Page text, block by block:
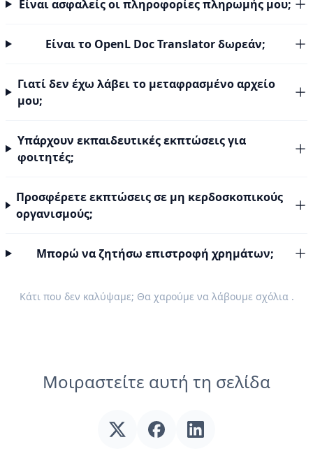
Είναι ασφαλείς οι πληροφορίες πληρωμής μου;
Είναι το OpenL Doc Translator δωρεάν;
Γιατί δεν έχω λάβει το μεταφρασμένο αρχείο
μου;
Υπάρχουν εκπαιδευτικές εκπτώσεις για
φοιτητές;
Προσφέρετε εκπτώσεις σε μη κερδοσκοπικούς
οργανισμούς;
Μπορώ να ζητήσω επιστροφή χρημάτων;
Κάτι που δεν καλύψαμε; Θα χαρούμε να λάβουμε σχόλια.
Μοιραστείτε αυτή τη σελίδα